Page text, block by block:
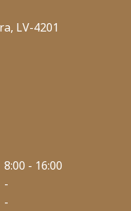
LV-4201
8:00 - 16:00
-
-